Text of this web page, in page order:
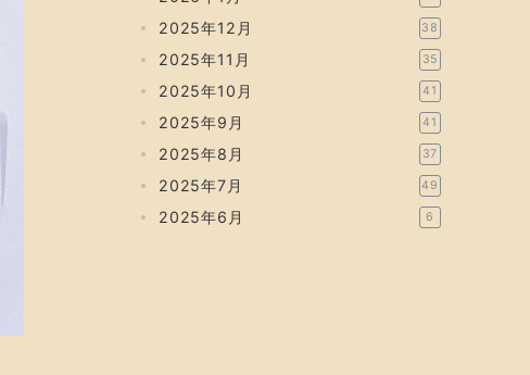
2025年12月 38
2025年11月 35
2025年10月 41
2025年9月 41
2025年8月 37
2025年7月 49
2025年6月 6